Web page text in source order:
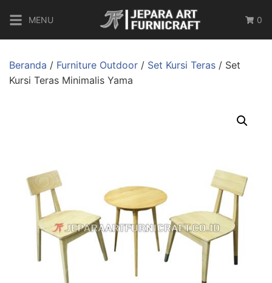
MENU 0
Beranda / Furniture Outdoor / Set Kursi Teras / Set
Kursi Teras Minimalis Yama